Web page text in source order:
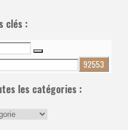
clés :
Recherche
les catégories :